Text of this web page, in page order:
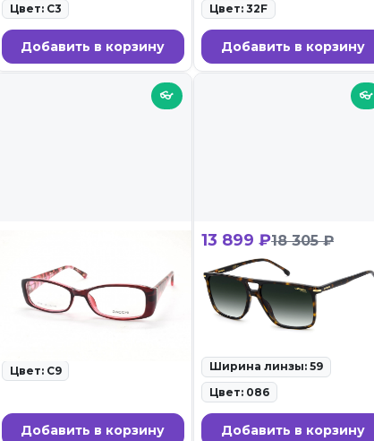
Цвет: C3
Добавить в корзину
Цвет: 32F
Добавить в корзину
👓
DACCHI 37801 C9
ID: 101337 • Оправы для очков •
27.02.26
Цвет: C9
Добавить в корзину
👓
13 899 ₽18 305 ₽
Carrera CARRERA 366/S
086
ID: 100746 • Солнцезащитные
очки • 27.02.26
Ширина линзы: 59
Цвет: 086
Добавить в корзину